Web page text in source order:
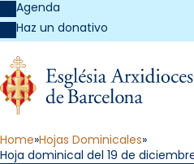
Agenda
Haz un donativo
Home Hojas Dominicales
Hoja dominical del 19 de